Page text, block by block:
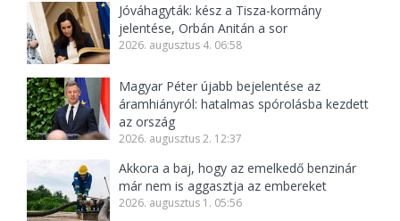
Jóváhagyták: kész a Tisza-kormány
jelentése, Orbán Anitán a sor
2026. augusztus 4. 06:58
Magyar Péter újabb bejelentése az
áramhiányról: hatalmas spórolásba kezdett
az ország
2026. augusztus 2. 12:37
Akkora a baj, hogy az emelkedő benzinár
már nem is aggasztja az embereket
2026. augusztus 1. 05:56